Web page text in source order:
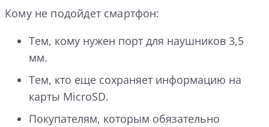
Кому не подойдет смартфон:
Тем, кому нужен порт для наушников 3,5
мм.
Тем, кто еще сохраняет информацию на
карты MicroSD.
Покупателям, которым обязательно